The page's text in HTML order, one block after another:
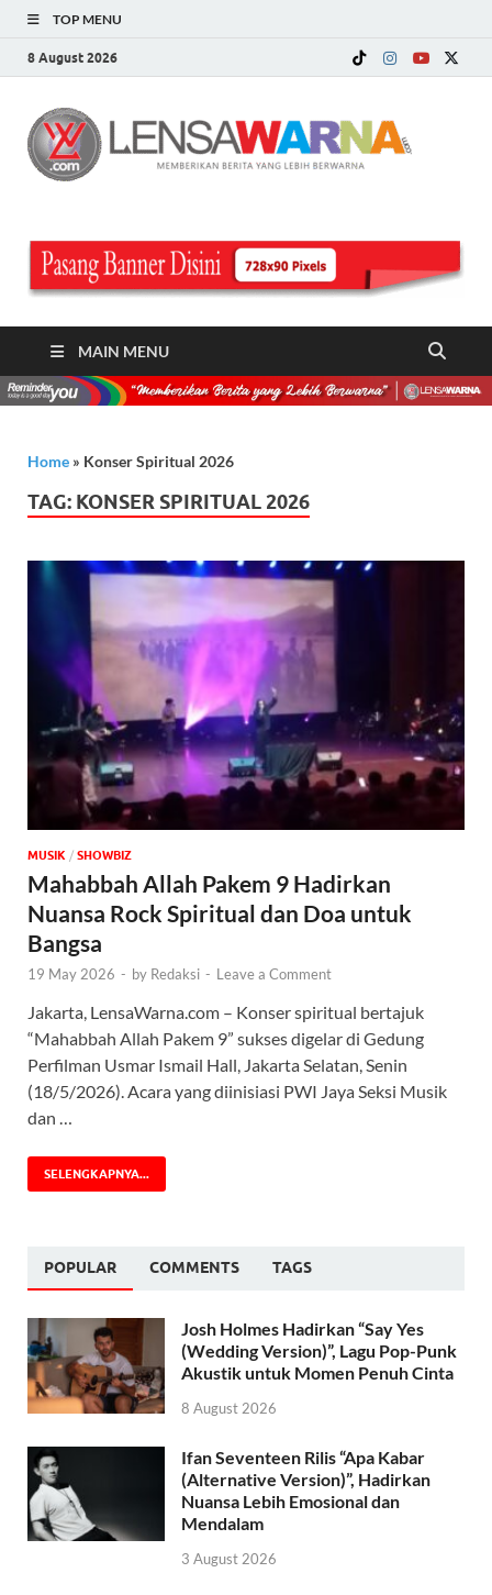
TOP MENU
8 August 2026
MAIN MENU
Home » Konser Spiritual 2026
TAG: KONSER SPIRITUAL 2026
MUSIK / ‎SHOWBIZ
Mahabbah Allah Pakem 9 Hadirkan
Nuansa Rock Spiritual dan Doa untuk
Bangsa
19 May 2026 - by Redaksi - Leave a Comment
Jakarta, LensaWarna.com – Konser spiritual bertajuk
“Mahabbah Allah Pakem 9” sukses digelar di Gedung
Perfilman Usmar Ismail Hall, Jakarta Selatan, Senin
(18/5/2026). Acara yang diinisiasi PWI Jaya Seksi Musik
dan …
SELENGKAPNYA...
POPULAR COMMENTS TAGS
Josh Holmes Hadirkan “Say Yes
(Wedding Version)”, Lagu Pop-Punk
Akustik untuk Momen Penuh Cinta
8 August 2026
Ifan Seventeen Rilis “Apa Kabar
(Alternative Version)”, Hadirkan
Nuansa Lebih Emosional dan
Mendalam
3 August 2026